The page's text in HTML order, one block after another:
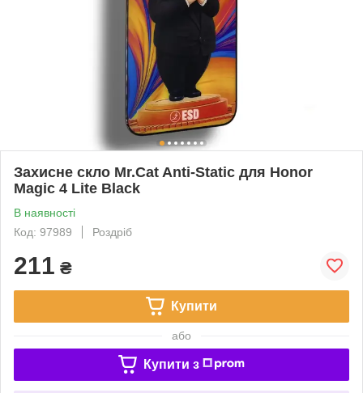
Захисне скло Mr.Cat Anti-Static для Honor
Magic 4 Lite Black
В наявності
Код: 97989
Роздріб
211 ₴
Купити
або
Купити з